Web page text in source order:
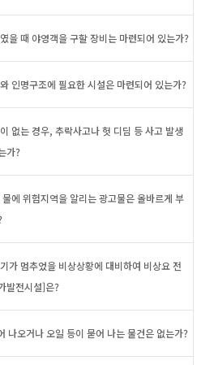
을 때 야영객을 구할 장비는 마련되어 있는가?
인명구조에 필요한 시설은 마련되어 있는가?
없는 경우, 추락사고나 헛 디딤 등 사고 발생
가?
에 위험지역을 알리는 광고물은 올바르게 부
가 멈추었을 비상상황에 대비하여 비상요 전
발전시설]은?
나오거나 오일 등이 묻어 나는 물건은 없는가?